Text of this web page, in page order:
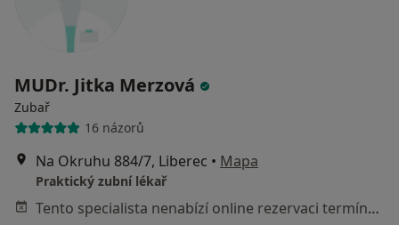
MUDr. Jitka Merzová
Zubař
16 názorů
Na Okruhu 884/7, Liberec • Mapa
Praktický zubní lékař
Tento specialista nenabízí online rezervaci termínu na této adrese.